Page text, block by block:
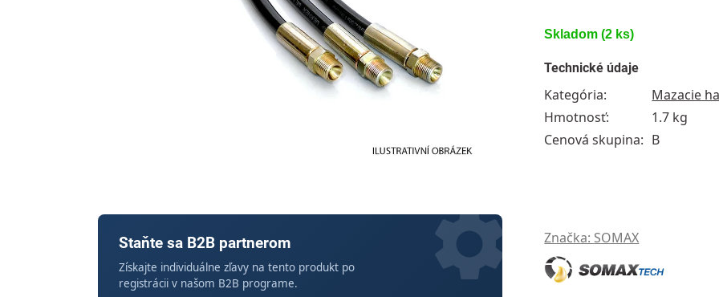
Staňte sa B2B partnerom
Získajte individuálne zľavy na tento produkt po
registrácii v našom B2B programe.
Skladom(2 ks)
Značka: SOMAX
Technické údaje
Kategória:
Mazacie
Hmotnosť:
1.7 kg
Cenová skupina: B